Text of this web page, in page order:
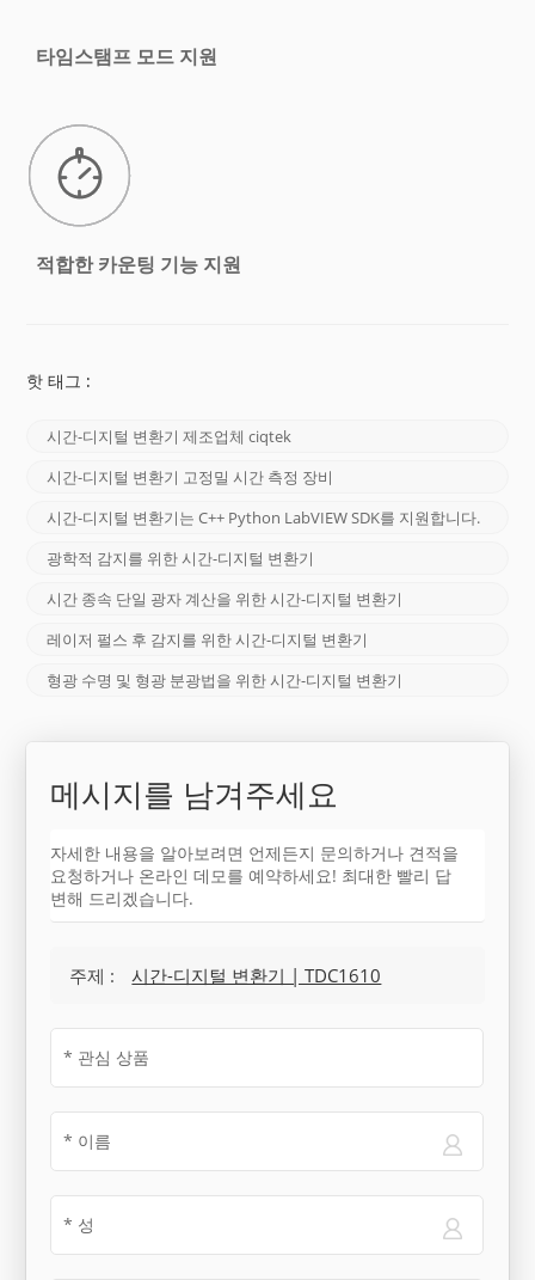
타임스탬프 모드 지원
적합한 카운팅 기능 지원
핫 태그 :
시간-디지털 변환기 제조업체 ciqtek
시간-디지털 변환기 고정밀 시간 측정 장비
시간-디지털 변환기는 C++ Python LabVIEW SDK를 지원합니다.
광학적 감지를 위한 시간-디지털 변환기
시간 종속 단일 광자 계산을 위한 시간-디지털 변환기
레이저 펄스 후 감지를 위한 시간-디지털 변환기
형광 수명 및 형광 분광법을 위한 시간-디지털 변환기
메시지를 남겨주세요
자세한 내용을 알아보려면 언제든지 문의하거나 견적을
요청하거나 온라인 데모를 예약하세요! 최대한 빨리 답
변해 드리겠습니다.
주제 : 시간-디지털 변환기 | TDC1610